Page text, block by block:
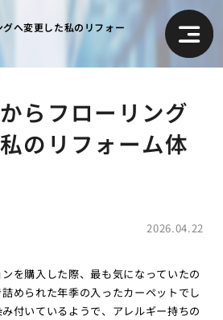
へ変更した私のリフォー
らフローリング
のリフォーム体
2026.04.22
を購入した際、最も気になっていたの
められた年季の入ったカーペットでし
付いているようで、アレルギー持ちの